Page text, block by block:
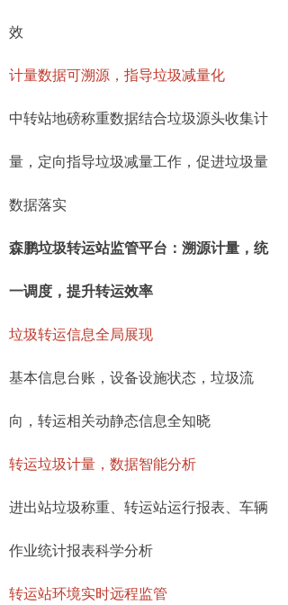
效
计量数据可溯源，指导垃圾减量化
中转站地磅称重数据结合垃圾源头收集计
量，定向指导垃圾减量工作，促进垃圾量
数据落实
森鹏垃圾转运站监管平台：溯源计量，统
一调度，提升转运效率
垃圾转运信息全局展现
基本信息台账，设备设施状态，垃圾流
向，转运相关动静态信息全知晓
转运垃圾计量，数据智能分析
进出站垃圾称重、转运站运行报表、车辆
作业统计报表科学分析
转运站环境实时远程监管